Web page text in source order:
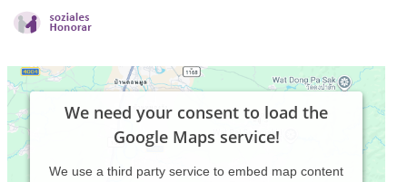
We need your consent to load the
Google Maps service!
We use a third party service to embed map content